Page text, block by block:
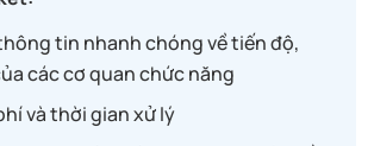
tin nhanh chóng về tiến độ,
các cơ quan chức năng
và thời gian xử lý